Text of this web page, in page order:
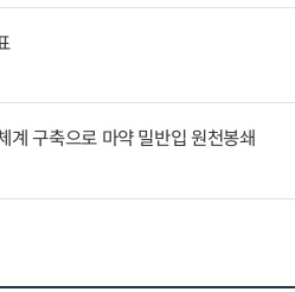
계 구축으로 마약 밀반입 원천봉쇄